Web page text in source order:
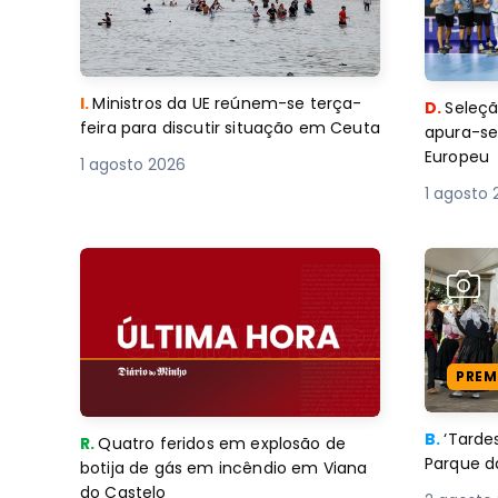
I.Ministros da UE reúnem-se terça-
feira para discutir situação em Ceuta
1 agosto 2026
D.
apura-
Europeu
1 agosto
R.Quatro feridos em explosão de
botija de gás em incêndio em Viana
do Castelo
B.
Parque